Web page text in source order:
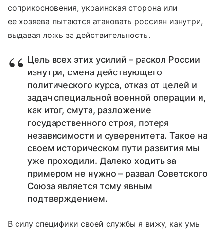
соприкосновения, украинская сторона или
ее хозяева пытаются атаковать россиян изнутри,
выдавая ложь за действительность.
Цель всех этих усилий – раскол России
изнутри, смена действующего
политического курса, отказ от целей и
задач специальной военной операции и,
как итог, смута, разложение
государственного строя, потеря
независимости и суверенитета. Такое на
своем историческом пути развития мы
уже проходили. Далеко ходить за
примером не нужно – развал Советского
Союза является тому явным
подтверждением.
В силу специфики своей службы я вижу, как умы